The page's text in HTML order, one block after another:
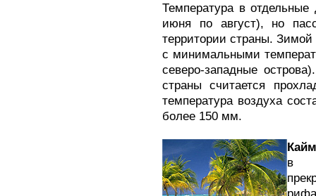
Температура в
июня по август), но
территории страны. Зимой
с минимальными
северо-западные
страны считается
температура воздуха
более 150 мм.
в